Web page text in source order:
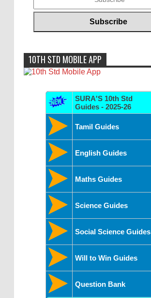
10TH STD MOBILE APP
SURA'S 10th Std
Guides - 2025-26
Tamil Guides
English Guides
Maths Guides
Science Guides
Social Science Guides
Will to Win Guides
Question Bank